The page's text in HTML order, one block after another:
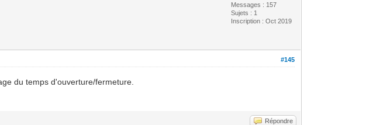
Messages : 157
Sujets : 1
Inscription : Oct 2019
#145
du temps d'ouverture/fermeture.
Répondre